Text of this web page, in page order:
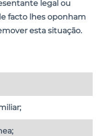
legal ou
facto lhes oponham
esta situação.